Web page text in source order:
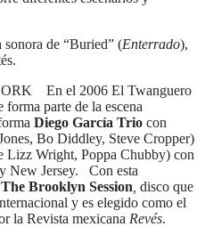
sonora de “Buried” (Enterrado),
En el 2006 El Twanguero
parte de la escena
Diego García Trio con
Bo Diddley, Steve Cropper)
Lizz Wright, Poppa Chubby) con
New Jersey. Con esta
The Brooklyn Session disco que
y es elegido como el
la Revista mexicana Revés.